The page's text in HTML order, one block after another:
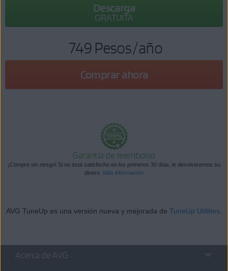
Descarga
GRATUITA
749 Pesos/año
Comprar ahora
Garantía de reembolso
¡Compre sin riesgo! Si no está satisfecho en los primeros 30 días, le devolveremos su
dinero. Más información
AVG TuneUp es una versión nueva y mejorada de TuneUp Utilities
Acerca de AVG